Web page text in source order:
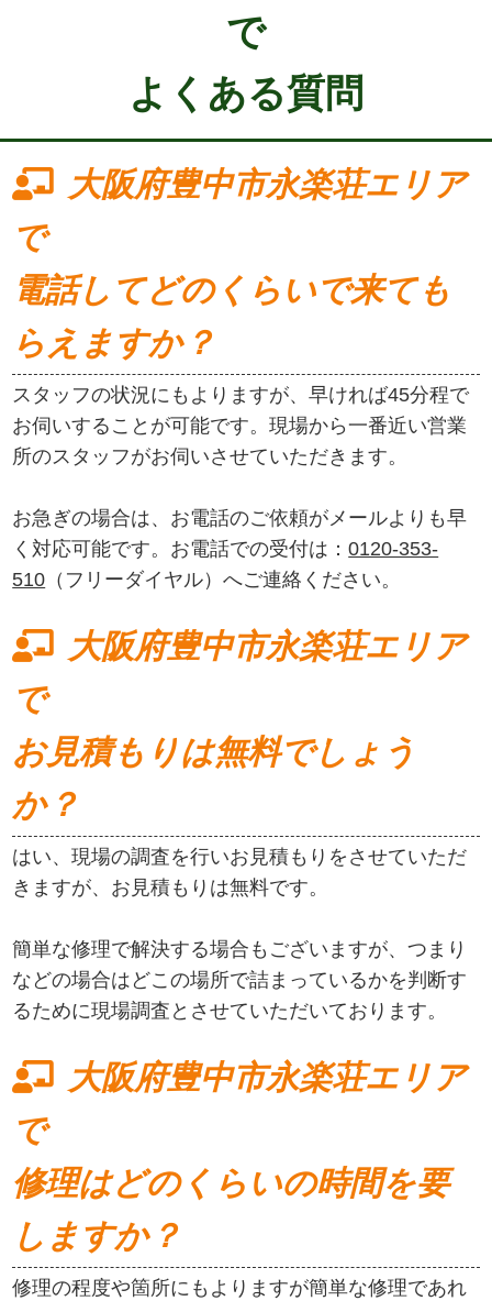
で
よくある質問
大阪府豊中市永楽荘エリア
で
電話してどのくらいで来ても
らえますか？
スタッフの状況にもよりますが、早ければ45分程で
お伺いすることが可能です。現場から一番近い営業
所のスタッフがお伺いさせていただきます。
お急ぎの場合は、お電話のご依頼がメールよりも早
く対応可能です。お電話での受付は：0120-353-
510 （フリーダイヤル）へご連絡ください。
大阪府豊中市永楽荘エリア
で
お見積もりは無料でしょう
か？
はい、現場の調査を行いお見積もりをさせていただ
きますが、お見積もりは無料です。
簡単な修理で解決する場合もございますが、つまり
などの場合はどこの場所で詰まっているかを判断す
るために現場調査とさせていただいております。
大阪府豊中市永楽荘エリア
で
修理はどのくらいの時間を要
しますか？
修理の程度や箇所にもよりますが簡単な修理であれ